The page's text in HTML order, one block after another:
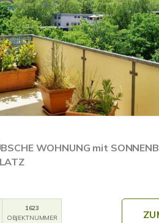
WOHNUNG mit
1623
OBJEKTNUMMER